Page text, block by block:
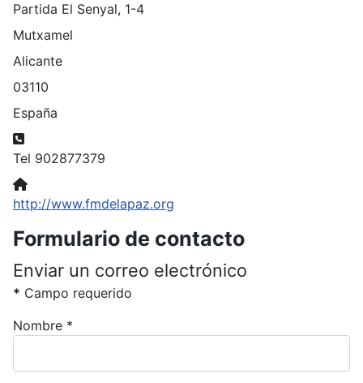
Partida El Senyal, 1-4
Mutxamel
Alicante
03110
España
Teléfono:
Tel 902877379
Sitio web:
http://www.fmdelapaz.org
Formulario de contacto
Enviar un correo electrónico
* Campo requerido
Nombre *